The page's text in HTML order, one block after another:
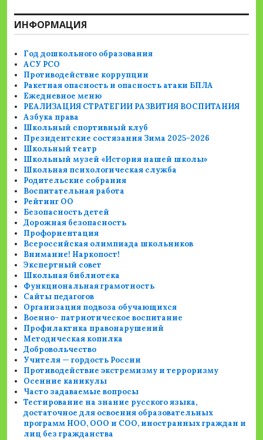
ИНФОРМАЦИЯ
Год дошкольного образования
АСУ РСО
Противодействие коррупции
Ракетная опасность и опасность атаки БПЛА
Ежедневное меню
РЕАЛИЗАЦИЯ СТРАТЕГИИ РАЗВИТИЯ ВОСПИТАНИЯ
Азбука права
Школьный спортивный клуб
Президентские состязания Зима 2025-2026
Школьный театр
Школьный музей «История нашей школы»
Школьная психологическая служба
Родительские собрания
Воспитательная работа
Рейтинг ОО
Безопасность детей
Дорожная безопасность
Профориентация
Всероссийская олимпиада школьников
Внимание! Наркопост!
Экспертный совет
Школьная библиотека
Функциональная грамотность
Сайты педагогов
Организация подвоза обучающихся
Военно- патриотическое воспитание
Профилактика правонарушений
Методическая копилка
Добровольчество
Учителя — гордость России
Противодействие экстремизму и терроризму
Осенние каникулы
Часто задаваемые вопросы
Тестирование на знание русского языка,
достаточное для освоения образовательных
программ НОО, ООО и СОО, иностранных граждан и
лиц без гражданства